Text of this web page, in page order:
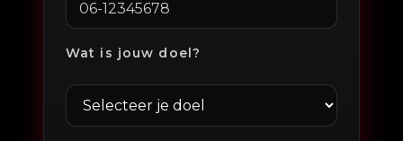
Wat is jouw doel?